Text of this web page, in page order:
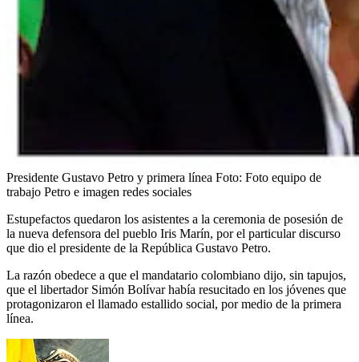
Presidente Gustavo Petro y primera línea Foto: Foto equipo de
trabajo Petro e imagen redes sociales
Estupefactos quedaron los asistentes a la ceremonia de posesión de
la nueva defensora del pueblo Iris Marín, por el particular discurso
que dio el presidente de la República Gustavo Petro.
La razón obedece a que el mandatario colombiano dijo, sin tapujos,
que el libertador Simón Bolívar había resucitado en los jóvenes que
protagonizaron el llamado estallido social, por medio de la primera
línea.